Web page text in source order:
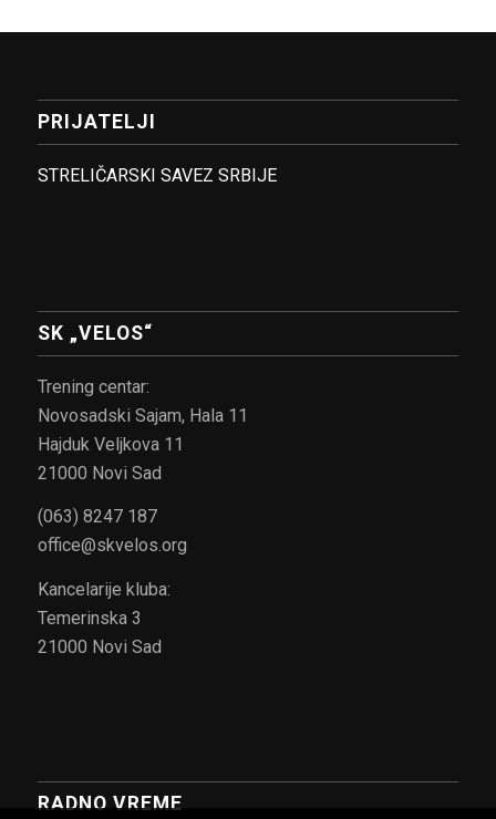
PRIJATELJI
STRELIČARSKI SAVEZ SRBIJE
SK „VELOS“
Trening centar:
Novosadski Sajam, Hala 11
Hajduk Veljkova 11
21000 Novi Sad
(063) 8247 187
office@skvelos.org
Kancelarije kluba:
Temerinska 3
21000 Novi Sad
RADNO VREME